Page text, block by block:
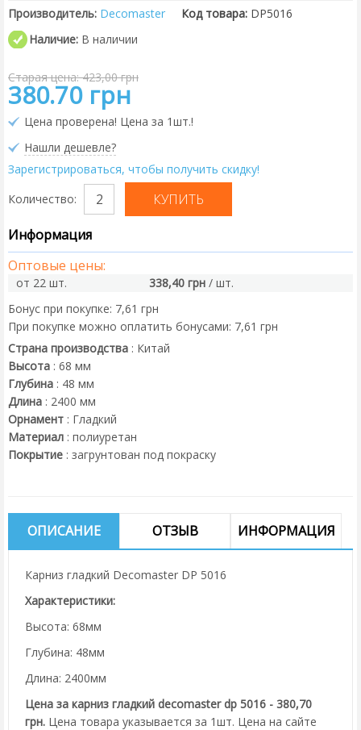
Производитель: Decomaster Код товара: DP5016
Наличие: В наличии
Старая цена: 423,00 грн
380.70 грн
Цена проверена! Цена за 1шт.!
Нашли дешевле?
Зарегистрироваться, чтобы получить скидку!
Количество:
Информация
Оптовые цены:
от 22 шт. 338,40 грн / шт.
Бонус при покупке: 7,61 грн
При покупке можно оплатить бонусами: 7,61 грн
Страна производства : Китай
Высота : 68 мм
Глубина : 48 мм
Длина : 2400 мм
Орнамент : Гладкий
Материал : полиуретан
Покрытие : загрунтован под покраску
ОПИСАНИЕ ОТЗЫВ ИНФОРМАЦИЯ
Карниз гладкий Decomaster DP 5016
Характеристики:
Высота: 68мм
Глубина: 48мм
Длина: 2400мм
Цена за карниз гладкий decomaster dp 5016 - 380,70
грн. Цена товара указывается за 1шт. Цена на сайте